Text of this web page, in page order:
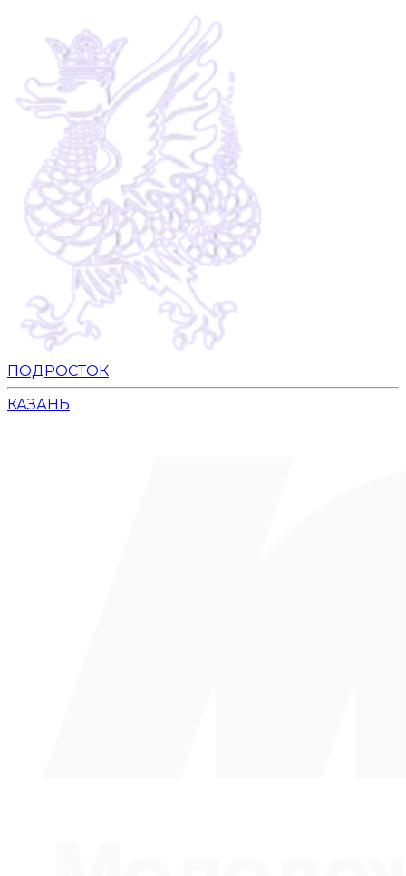
ПОДРОСТОК
КАЗАНЬ